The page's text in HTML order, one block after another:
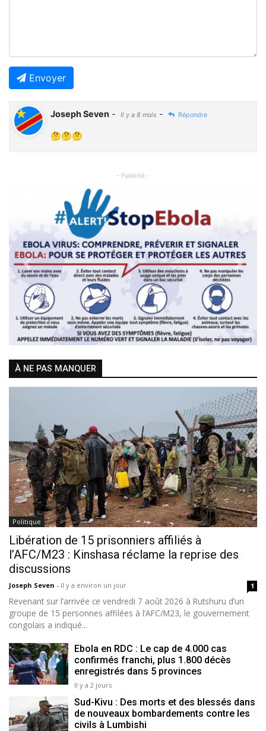
Envoyer
Joseph Seven - Il y a 8 mois - Répondre
🤔🤔🤔
- Publicité -
Previous Next
À NE PAS MANQUER
Politique
Libération de 15 prisonniers affiliés à
l’AFC/M23 : Kinshasa réclame la reprise des
discussions
Joseph Seven - Il y a environ un jour 1
Revenant sur l’arrivée ce vendredi 7 août 2026 à Rutshuru d’un
groupe de 15 personnes affilées à l’AFC/M23, le gouvernement
congolais a indiqué...
Ebola en RDC : Le cap de 4.000 cas
confirmés franchi, plus 1.800 décès
enregistrés dans 5 provinces
Il y a 2 jours
Sud-Kivu : Des morts et des blessés dans
de nouveaux bombardements contre les
civils à Lumbishi